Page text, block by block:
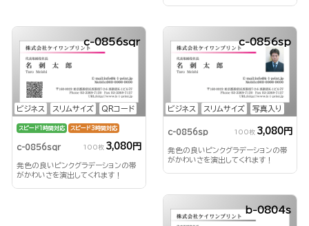
ビジネス スリムサイズ QRコード
c-0856sqr
スピード1時間対応 スピード3時間対応
c-0856sqr 100枚 3,080円
発色の良いピンクグラデーションの帯
がかわいさを演出してくれます！
ビジネス スリムサイズ 写真入り
c-0856sp
c-0856sp 100枚 3,080円
発色の良いピンクグラデーションの帯
がかわいさを演出してくれます！
b-0804s